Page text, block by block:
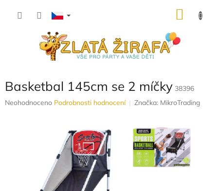
Basketbal 145cm se 2 míčky 38396
Průměrné
Neohodnoceno Podrobnosti hodnocení Značka: MikroTrading